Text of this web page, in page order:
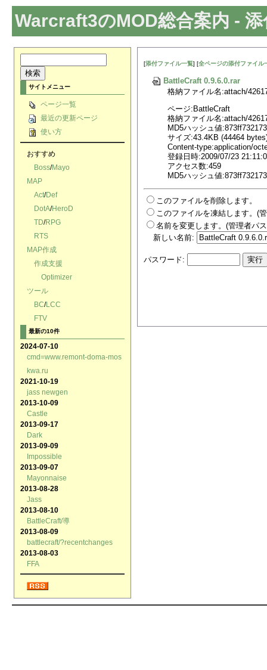
Warcraft3のMOD総合案内 -
サイトメニュー
ページ一覧
最近の更新ページ
使い方
おすすめ
Boss/Mayo
MAP
Act/Def
DotA/HeroD
TD/RPG
RTS
MAP作成
作成支援
Optimizer
ツール
BC/LCC
FTV
最新の10件
2024-07-10
cmd=www.remont-doma-mos
kwa.ru
2021-10-19
jass newgen
2013-10-09
Castle
2013-09-17
Dark
2013-09-09
Impossible
2013-09-07
Mayonnaise
2013-08-28
Jass
2013-08-10
BattleCraft/導
2013-08-09
battlecraft/?recentchanges
2013-08-03
FFA
[添付ファイル一覧] [全ページの添付ファイル
BattleCraft 0.9.6.0.rar
格納ファイル名:attach/
ページ:BattleCraft
格納ファイル名:attach/
MD5ハッシュ値
サイズ:43.4KB (44464
Content-type:application/
登録日時:2009/07/23
アクセス数:459
MD5ハッシュ値
このファイルを削除します。
このファイルを凍結します。(
名前を変更します。(管理者パ
新しい名前:
パスワード: